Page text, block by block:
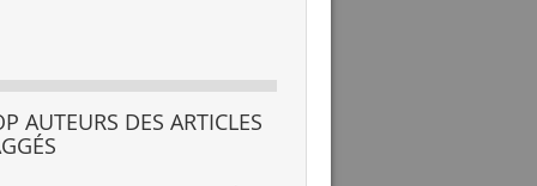
AUTEURS DES ARTICLES